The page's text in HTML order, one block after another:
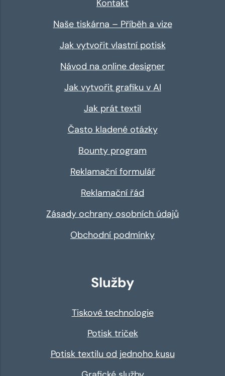
Kontakt
Naše tiskárna – Příběh a vize
Jak vytvořit vlastní potisk
Návod na online designer
Jak vytvořit grafiku v AI
Jak prát textil
Často kladené otázky
Bounty program
Reklamační formulář
Reklamační řád
Zásady ochrany osobních údajů
Obchodní podmínky
Služby
Tiskové technologie
Potisk triček
Potisk textilu od jednoho kusu